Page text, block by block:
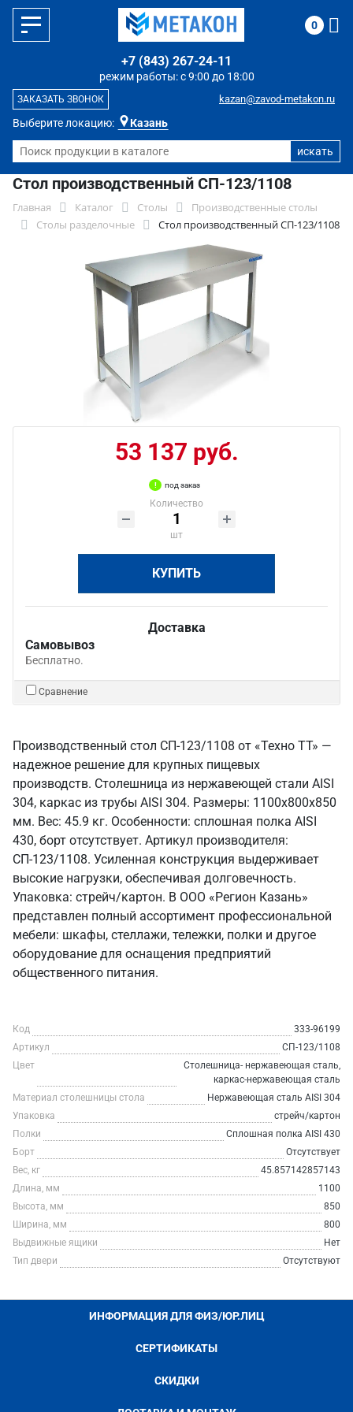
Выберите локацию: Казань
режим работы: с 9:00 до 18:00
+7 (843) 267-24-11
kazan@zavod-metakon.ru
ЗАКАЗАТЬ ЗВОНОК
0
Стол производственный СП-123/1108
Главная Каталог Столы
Производственные столы
Столы разделочные
Стол производственный СП-123/1108
53 137 руб.
под заказ
Количество
шт
КУПИТЬ
Доставка
Самовывоз
Бесплатно.
Сравнение
Производственный стол СП-123/1108 от «Техно ТТ» —
надежное решение для крупных пищевых
производств. Столешница из нержавеющей стали AISI
304, каркас из трубы AISI 304. Размеры: 1100x800x850
мм. Вес: 45.9 кг. Особенности: сплошная полка AISI
430, борт отсутствует. Артикул производителя:
СП-123/1108. Усиленная конструкция выдерживает
высокие нагрузки, обеспечивая долговечность.
Упаковка: стрейч/картон. В ООО «Регион Казань»
представлен полный ассортимент профессиональной
мебели: шкафы, стеллажи, тележки, полки и другое
оборудование для оснащения предприятий
общественного питания.
Код
333-96199
Артикул
СП-123/1108
Цвет
Столешница- нержавеющая сталь,
каркас-нержавеющая сталь
Материал столешницы стола
Нержавеющая сталь AISI 304
Упаковка
стрейч/картон
Полки
Сплошная полка AISI 430
Борт
Отсутствует
Вес, кг
45.857142857143
Длина, мм
1100
Высота, мм
850
Ширина, мм
800
Выдвижные ящики
Нет
Тип двери
Отсутствуют
ИНФОРМАЦИЯ ДЛЯ ФИЗ/ЮР.ЛИЦ
СЕРТИФИКАТЫ
СКИДКИ